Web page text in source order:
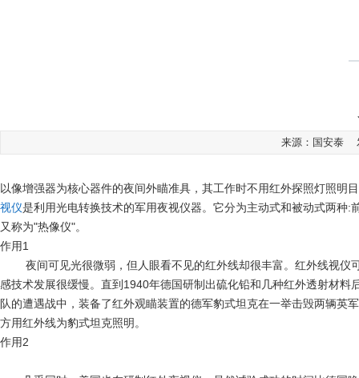
来源：国安泰
以像增强器为核心器件的夜间外瞄准具，其工作时不用红外探照灯照
视仪是利用光电转换技术的军用夜视仪器。它分为主动式和被动式两种
又称为"热像仪"。
作用1
夜间可见光很微弱，但人眼看不见的红外线却很丰富。红外线视
感技术发展很缓慢。直到1940年德国研制出硫化铅和几种红外透射材
队的遭遇战中，装备了红外观瞄装置的德军豹式坦克在一举击毁两辆英
方用红外线为豹式坦克照明。
作用2